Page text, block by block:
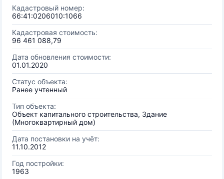
Кадастровый номер:
66:41:0206010:1066
Кадастровая стоимость:
96 461 088,79
Дата обновления стоимости:
01.01.2020
Статус объекта:
Ранее учтенный
Тип объекта:
Объект капитального строительства, Здание
(Многоквартирный дом)
Дата постановки на учёт:
11.10.2012
Год постройки:
1963